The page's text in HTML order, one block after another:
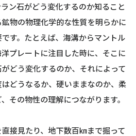
ン石がどう変化するのか知ること
物の物理化学的な性質を明らかに
す。たとえば、海溝からマントル
プレートに注目した時に、そこに
どう変化するのか、それによって
どうなるか、硬いままなのか、柔
その物性の理解につながります。
接見たり、地下数百㎞まで掘って